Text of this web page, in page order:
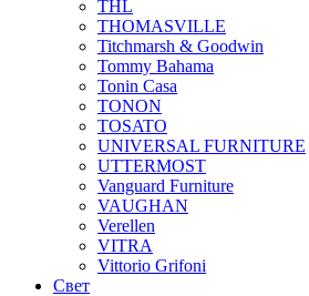
THL
THOMASVILLE
Titchmarsh & Goodwin
Tommy Bahama
Tonin Casa
TONON
TOSATO
UNIVERSAL FURNITURE
UTTERMOST
Vanguard Furniture
VAUGHAN
Verellen
VITRA
Vittorio Grifoni
Свет